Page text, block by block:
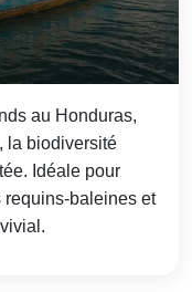
au Honduras,
la biodiver­sité
Idéale pour
et